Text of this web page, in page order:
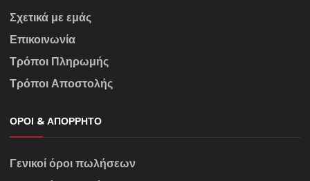
Σχετικά με εμάς
Επικοινωνία
Τρόποι Πληρωμής
Τρόποι Αποστολής
ΌΡΟΙ & ΑΠΌΡΡΗΤΟ
Γενικοί όροι πωλήσεων